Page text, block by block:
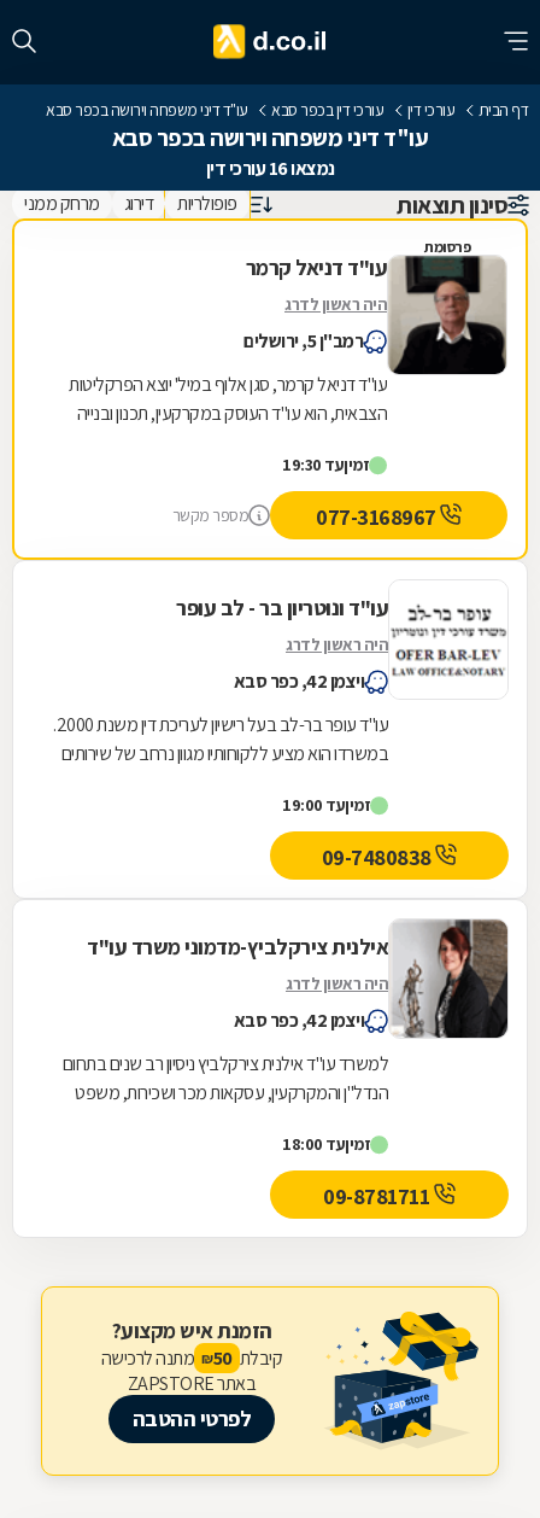
דף הבית עורכי דין עורכי דין בכפר סבא עו"ד דיני משפחה וירושה בכפר סבא
עו"ד דיני משפחה וירושה בכפר סבא
נמצאו 16 עורכי דין
סינון תוצאות פופולריות דירוג מרחק ממני
פרסומת
עו"ד דניאל קרמר
היה ראשון לדרג
רמב"ן 5, ירושלים
עו"ד דניאל קרמר, סגן אלוף במיל' יוצא הפרקליטות
הצבאית, הוא עו"ד העוסק במקרקעין, תכנון ובנייה
זמיןעד 19:30
מספר מקשר
עו"ד ונוטריון בר - לב עופר
היה ראשון לדרג
ויצמן 42, כפר סבא
עו"ד עופר בר-לב בעל רישיון לעריכת דין משנת 2000.
במשרדו הוא מציע ללקוחותיו מגוון נרחב של שירותים
זמיןעד 19:00
09-7480838
אילנית צירקלביץ-מדמוני משרד עו"ד
היה ראשון לדרג
ויצמן 42, כפר סבא
למשרד עו"ד אילנית צירקלביץ ניסיון רב שנים בתחום
הנדל"ן והמקרקעין, עסקאות מכר ושכירות, משפט
זמיןעד 18:00
הזמנת איש מקצוע?
קיבלת 50
₪ מתנה לרכישה
באתר ZAPSTORE
לפרטי ההטבה